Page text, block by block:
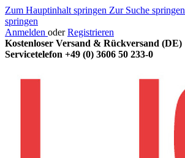
Zum Hauptinhalt springen Zur Suche springen
springen
Anmelden oder Registrieren
Kostenloser Versand & Rückversand (DE)
Servicetelefon +49 (0) 3606 50 233-0